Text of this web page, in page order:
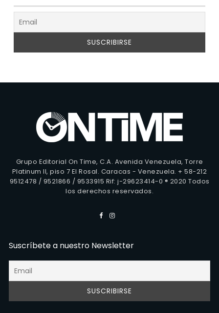
Grupo Editorial On Time, C.A. Avenida Venezuela, Torre
Platinum II, piso 7 El Rosal. Caracas - Venezuela. + 58-212
9512478 / 9521866 / 9533915 Rif: j-29623414-0 ® 2020 Todos
los derechos reservados.
Suscríbete a nuestro Newsletter